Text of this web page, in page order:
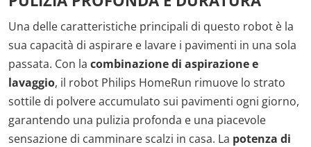
Una delle caratteristiche principali di questo robot è la
sua capacità di aspirare e lavare i pavimenti in una sola
passata. Con la combinazione di aspirazione e
lavaggio, il robot Philips HomeRun rimuove lo strato
sottile di polvere accumulato sui pavimenti ogni giorno,
garantendo una pulizia profonda e una piacevole
sensazione di camminare scalzi in casa. La potenza di